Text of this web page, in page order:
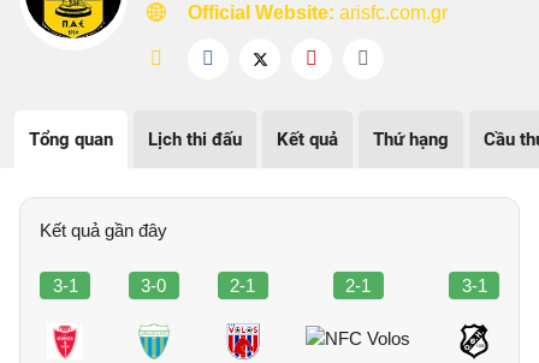
Official Website: arisfc.com.gr
Tổng quan Lịch thi đấu Kết quả Thứ hạng Cầu
Kết quả gần đây
3-1 3-0 2-1 2-1 3-1